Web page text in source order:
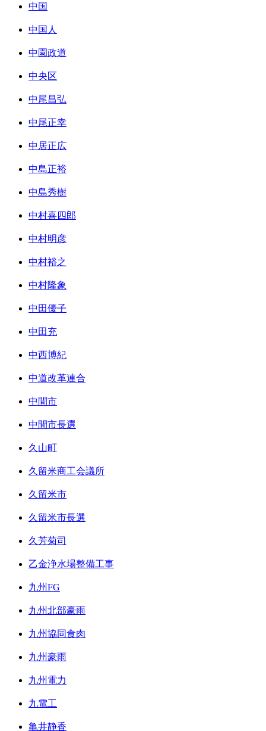
中国
中国人
中園政道
中央区
中尾昌弘
中尾正幸
中居正広
中島正裕
中島秀樹
中村喜四郎
中村明彦
中村裕之
中村隆象
中田優子
中田充
中西博紀
中道改革連合
中間市
中間市長選
久山町
久留米商工会議所
久留米市
久留米市長選
久芳菊司
乙金浄水場整備工事
九州FG
九州北部豪雨
九州協同食肉
九州豪雨
九州電力
九電工
亀井静香